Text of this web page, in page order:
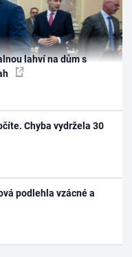
lahví na dům s
Chyba vydržela 30
podlehla vzácné a